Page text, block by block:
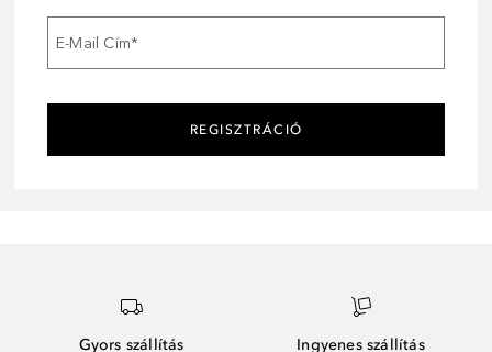
E-Mail Cím*
REGISZTRÁCIÓ
Gyors szállítás Ingyenes szállítás